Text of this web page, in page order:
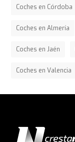
Coches en Córdoba
Coches en Almería
Coches en Jaén
Coches en Valencia